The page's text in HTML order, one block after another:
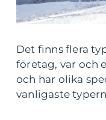
Det finns flera
företag, var och
och har olika
vanligaste